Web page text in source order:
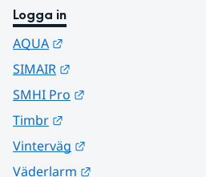
Logga in
AQUA
SIMAIR
SMHI Pro
Timbr
Vinterväg
Väderlarm